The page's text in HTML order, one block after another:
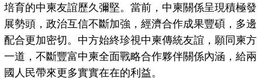
培育的中柬友誼歷久彌堅。當前，中柬關係呈現積極發
展勢頭，政治互信不斷加強，經濟合作成果豐碩，多邊
配合更加密切。中方始終珍視中柬傳統友誼，願同柬方
一道，不斷豐富中柬全面戰略合作夥伴關係內涵，給兩
國人民帶來更多實實在在的利益。